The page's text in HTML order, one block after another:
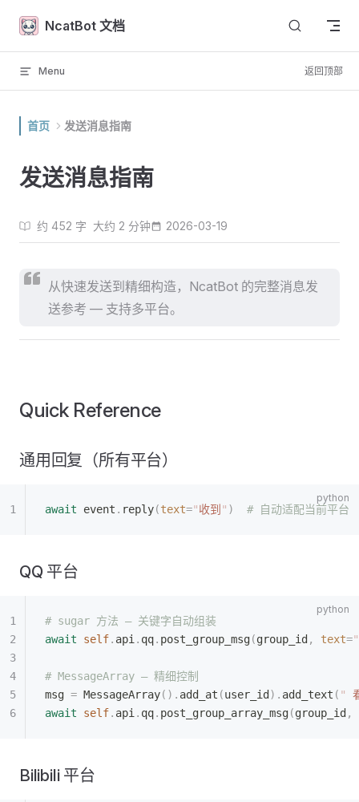
Skip to content
NcatBot 文档
Menu 返回顶部
首页 发送消息指南
发送消息指南
约 452 字 大约 2 分钟 2026-03-19
从快速发送到精细构造，NcatBot 的完整消息发
送参考 — 支持多平台。
Quick Reference
通用回复（所有平台）
await event . reply(text="收到 " )
  # 自动适配当前平台
QQ 平台
# sugar 方法 — 关键字自动组装
await self. api . qq. post_group_msg(group_id , text="
# MessageArray — 精细控制
msg = MessageArray(). add_at (user_id ). add_text ( "
await self. api . qq. post_group_array_msg(group_id ,
Bilibili 平台